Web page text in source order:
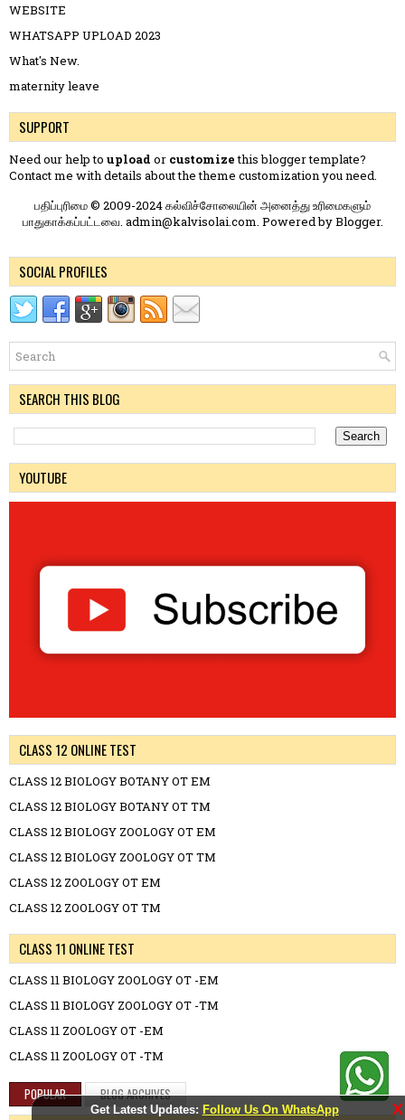
Get Latest Updates: Follow Us On WhatsApp X
WEBSITE
WHATSAPP UPLOAD 2023
What's New.
maternity leave
SUPPORT
Need our help to upload or customizethis blogger template?
Contact me with details about the theme customization you need.
பதிப்புரிமை © 2009-2024 கல்விச்சோலையின் அனைத்து உரிமைகளும்
பாதுகாக்கப்பட்டவை. admin@kalvisolai.com. Powered byBlogger.
SOCIAL PROFILES
SEARCH THIS BLOG
YOUTUBE
CLASS 12 ONLINE TEST
CLASS 12 BIOLOGY BOTANY OT EM
CLASS 12 BIOLOGY BOTANY OT TM
CLASS 12 BIOLOGY ZOOLOGY OT EM
CLASS 12 BIOLOGY ZOOLOGY OT TM
CLASS 12 ZOOLOGY OT EM
CLASS 12 ZOOLOGY OT TM
CLASS 11 ONLINE TEST
CLASS 11 BIOLOGY ZOOLOGY OT -EM
CLASS 11 BIOLOGY ZOOLOGY OT -TM
CLASS 11 ZOOLOGY OT -EM
CLASS 11 ZOOLOGY OT -TM
POPULAR BLOG ARCHIVES